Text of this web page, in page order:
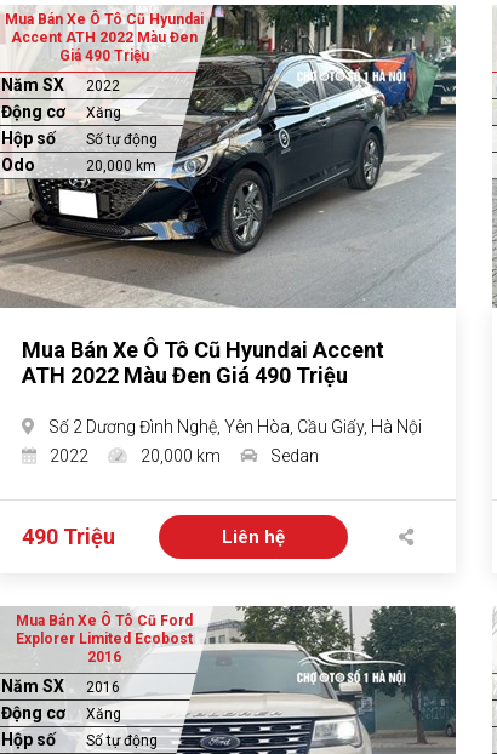
Mua Bán Xe Ô Tô Cũ Hyundai
Accent ATH 2022 Màu Đen
Giá 490 Triệu
Năm SX 2022
Động cơ Xăng
Hộp số Số tự động
Odo 20,000 km
Mua Bán Xe Ô Tô Cũ Hyundai Accent
ATH 2022 Màu Đen Giá 490 Triệu
Số 2 Dương Đình Nghệ, Yên Hòa, Cầu Giấy, Hà Nội
2022
20,000 km Sedan
490 Triệu Liên hệ
Mua Bán Xe Ô Tô Cũ Ford
Explorer Limited Ecobost
2016
Năm SX 2016
Động cơ Xăng
Hộp số Số tự động